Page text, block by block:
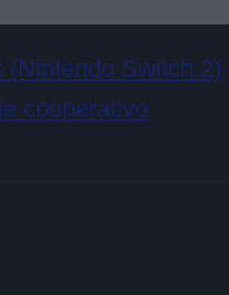
(Nintendo Switch 2)
cooperativo